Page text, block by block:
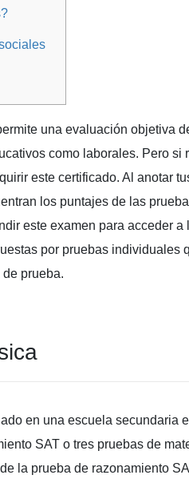
una evaluación objetiva
como laborales. Pero si
este certificado. Al anotar
los puntajes de las
este examen para acceder
por pruebas individuales
prueba.
en una escuela secundaria
SAT o tres pruebas de
la prueba de razonamiento